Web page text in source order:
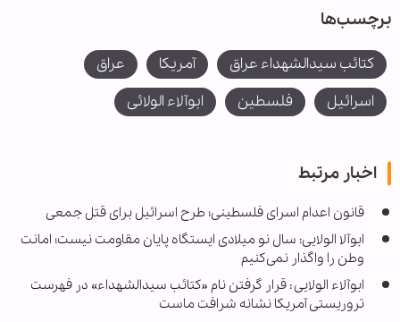
برچسب‌ها
کتائب سیدالشهداء عراق آمریکا
عراق
اسرائیل
فلسطین ابوآلاء الولائی
اخبار مرتبط
قانون اعدام اسرای فلسطینی؛ طرح اسرائیل برای قتل جمعی
ابوآلا الولایی: سال نو میلادی ایستگاه پایان مقاومت نیست؛ امانت
وطن را واگذار نمی‌کنیم
ابوآلاء الولایی : قرار گرفتن نام «کتائب سیدالشهداء» در فهرست
تروریستی آمریکا نشانه شرافت ماست